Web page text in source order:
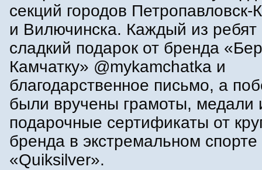
секций городов Петропавловск-
и Вилючинска. Каждый из ребят
сладкий подарок от бренда
Камчатку» @mykamchatka и
благодарственное письмо, а
были вручены грамоты, медали
подарочные сертификаты от
бренда в экстремальном спорте
«Quiksilver».